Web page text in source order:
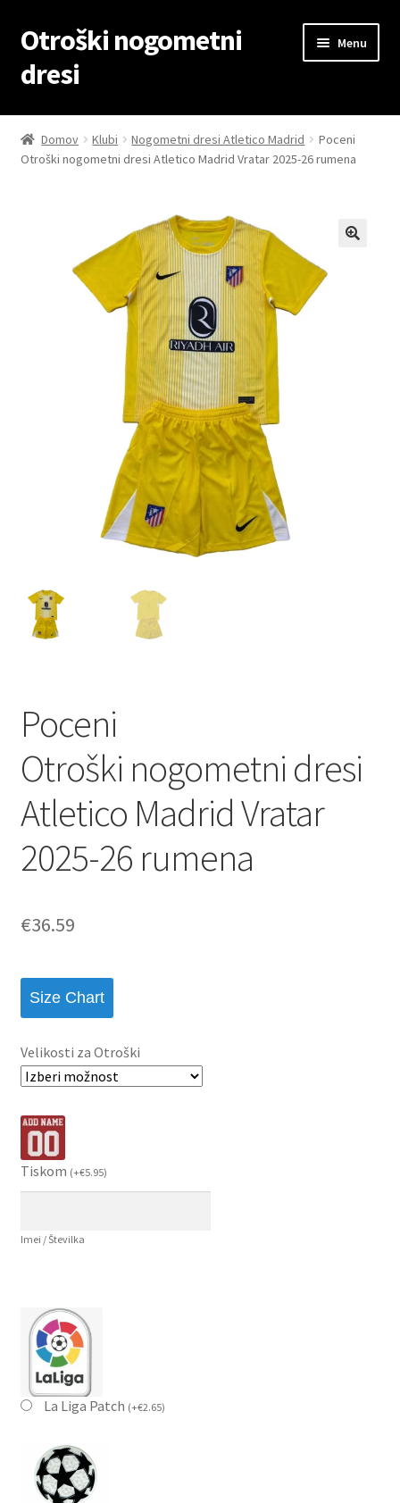
Skip
to
navigation
Skip
to
content
Otroški nogometni
dresi
Menu
Domov
Blog
Zaključek nakupa
Domov Klubi Nogometni dresi Atletico Madrid
Poceni
Otroški nogometni dresi Atletico Madrid Vratar 2025-26 rumena
Poceni
Otroški nogometni dresi
Atletico Madrid Vratar
2025-26 rumena
€36.59
Size Chart
Velikosti za Otroški
Tiskom (+€5.95)
Imei / Številka
La Liga Patch (+€2.65)